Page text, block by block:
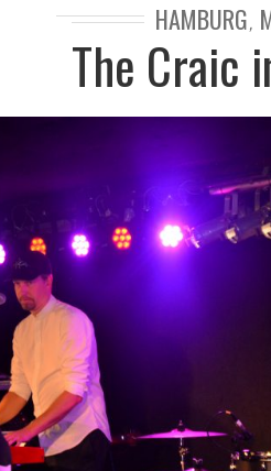
HAMBURG,
The Craic